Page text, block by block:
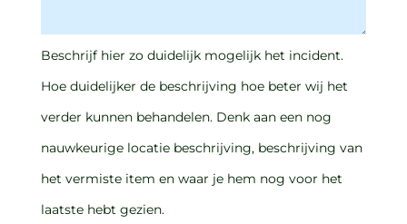
Beschrijf hier zo duidelijk mogelijk het incident.
Hoe duidelijker de beschrijving hoe beter wij het
verder kunnen behandelen. Denk aan een nog
nauwkeurige locatie beschrijving, beschrijving van
het vermiste item en waar je hem nog voor het
laatste hebt gezien.